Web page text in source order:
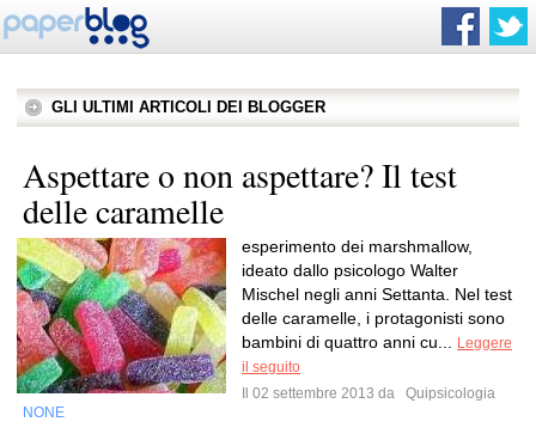
GLI ULTIMI ARTICOLI DEI BLOGGER
Aspettare o non aspettare? Il test
delle caramelle
esperimento dei marshmallow,
ideato dallo psicologo Walter
Mischel negli anni Settanta. Nel test
delle caramelle, i protagonisti sono
bambini di quattro anni cu...
Leggere
il seguito
Il 02 settembre 2013 da
Quipsicologia
NONE